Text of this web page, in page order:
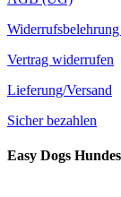
Vertrag widerrufen
Lieferung/Versand
Sicher bezahlen
Easy Dogs